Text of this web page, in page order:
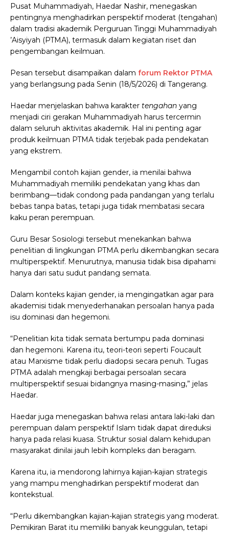
Pusat Muhammadiyah, Haedar Nashir, menegaskan
pentingnya menghadirkan perspektif moderat (tengahan)
dalam tradisi akademik Perguruan Tinggi Muhammadiyah
’Aisyiyah (PTMA), termasuk dalam kegiatan riset dan
pengembangan keilmuan.
Pesan tersebut disampaikan dalam forum Rektor PTMA
yang berlangsung pada Senin (18/5/2026) di Tangerang.
Haedar menjelaskan bahwa karakter tengahan yang
menjadi ciri gerakan Muhammadiyah harus tercermin
dalam seluruh aktivitas akademik. Hal ini penting agar
produk keilmuan PTMA tidak terjebak pada pendekatan
yang ekstrem.
Mengambil contoh kajian gender, ia menilai bahwa
Muhammadiyah memiliki pendekatan yang khas dan
berimbang—tidak condong pada pandangan yang terlalu
bebas tanpa batas, tetapi juga tidak membatasi secara
kaku peran perempuan.
Guru Besar Sosiologi tersebut menekankan bahwa
penelitian di lingkungan PTMA perlu dikembangkan secara
multiperspektif. Menurutnya, manusia tidak bisa dipahami
hanya dari satu sudut pandang semata.
Dalam konteks kajian gender, ia mengingatkan agar para
akademisi tidak menyederhanakan persoalan hanya pada
isu dominasi dan hegemoni.
“Penelitian kita tidak semata bertumpu pada dominasi
dan hegemoni. Karena itu, teori-teori seperti Foucault
atau Marxisme tidak perlu diadopsi secara penuh. Tugas
PTMA adalah mengkaji berbagai persoalan secara
multiperspektif sesuai bidangnya masing-masing,” jelas
Haedar.
Haedar juga menegaskan bahwa relasi antara laki-laki dan
perempuan dalam perspektif Islam tidak dapat direduksi
hanya pada relasi kuasa. Struktur sosial dalam kehidupan
masyarakat dinilai jauh lebih kompleks dan beragam.
Karena itu, ia mendorong lahirnya kajian-kajian strategis
yang mampu menghadirkan perspektif moderat dan
kontekstual.
“Perlu dikembangkan kajian-kajian strategis yang moderat.
Pemikiran Barat itu memiliki banyak keunggulan, tetapi